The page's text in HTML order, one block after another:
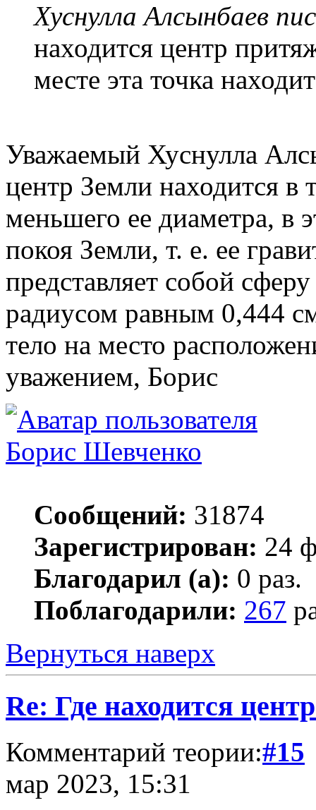
Хуснулла Алсынбаев
находится центр
месте эта точка
Уважаемый Хуснулла
центр Земли находится в
меньшего ее диаметра, в
покоя Земли, т. е. ее
представляет собой
радиусом равным 0,444
тело на место
уважением, Борис
Борис Шевченко
Сообщений: 31874
Зарегистрирован: 24
Благодарил (а): 0 раз.
Поблагодарили: 267
Вернуться наверх
Re: Где находится
Комментарий теории:#15
мар 2023, 15:31